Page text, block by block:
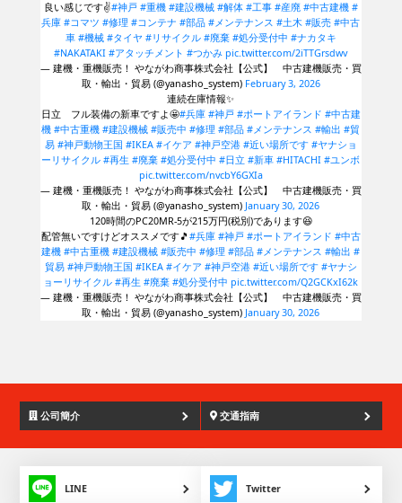
良い感じです✌️#神戸 #重機 #建設機械 #解体 #工事 #産廃 #中古建機 #
兵庫 #コマツ #修理 #コンテナ #部品 #メンテナンス #土木 #販売 #中古
車 #機械 #タイヤ #リサイクル #廃棄 #処分受付中 #ナカタキ
#NAKATAKI #アタッチメント #つかみ pic.twitter.com/2iTTGrsdwv
— 建機・重機販売！ やながわ商事株式会社【公式】 中古建機販売・買
取・輸出・貿易 (@yanasho_system) February 3, 2026
連続在庫情報✨
日立 フル装備の新車ですよ🤩#兵庫 #神戸 #ポートアイランド #中古建
機 #中古重機 #建設機械 #販売中 #修理 #部品 #メンテナンス #輸出 #貿
易 #神戸動物王国 #IKEA #イケア #神戸空港 #近い場所です #ヤナショ
ーリサイクル #再生 #廃棄 #処分受付中 #日立 #新車 #HITACHI #ユンボ
pic.twitter.com/nvcbY6GXIa
— 建機・重機販売！ やながわ商事株式会社【公式】 中古建機販売・買
取・輸出・貿易 (@yanasho_system) January 30, 2026
120時間のPC20MR-5が215万円(税別)であります😆
配管無いですけどオススメです🎵 #兵庫 #神戸 #ポートアイランド #中古
建機 #中古重機 #建設機械 #販売中 #修理 #部品 #メンテナンス #輸出 #
貿易 #神戸動物王国 #IKEA #イケア #神戸空港 #近い場所です #ヤナシ
ョーリサイクル #再生 #廃棄 #処分受付中 pic.twitter.com/Q2GCKxI62k
— 建機・重機販売！ やながわ商事株式会社【公式】 中古建機販売・買
取・輸出・貿易 (@yanasho_system) January 30, 2026
公司簡介 交通指南
LINE Twitter